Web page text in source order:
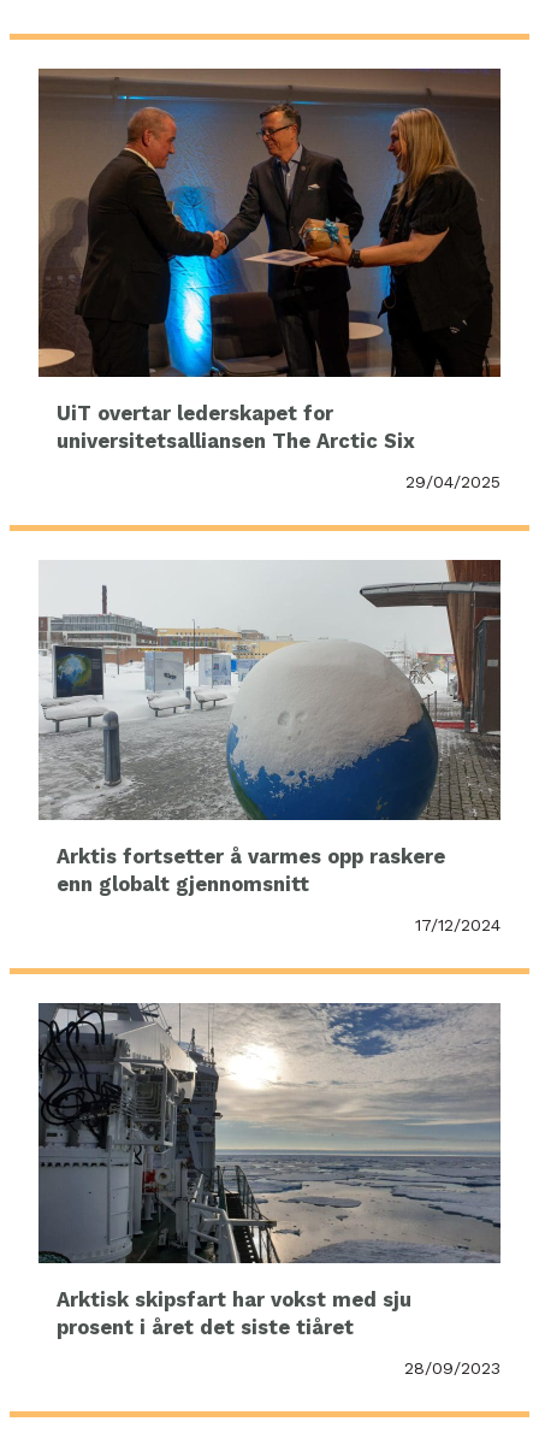
UiT overtar lederskapet for
universitetsalliansen The Arctic Six
29/04/2025
Arktis fortsetter å varmes opp raskere
enn globalt gjennomsnitt
17/12/2024
Arktisk skipsfart har vokst med sju
prosent i året det siste tiåret
28/09/2023